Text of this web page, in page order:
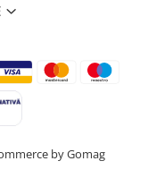
by Gomag